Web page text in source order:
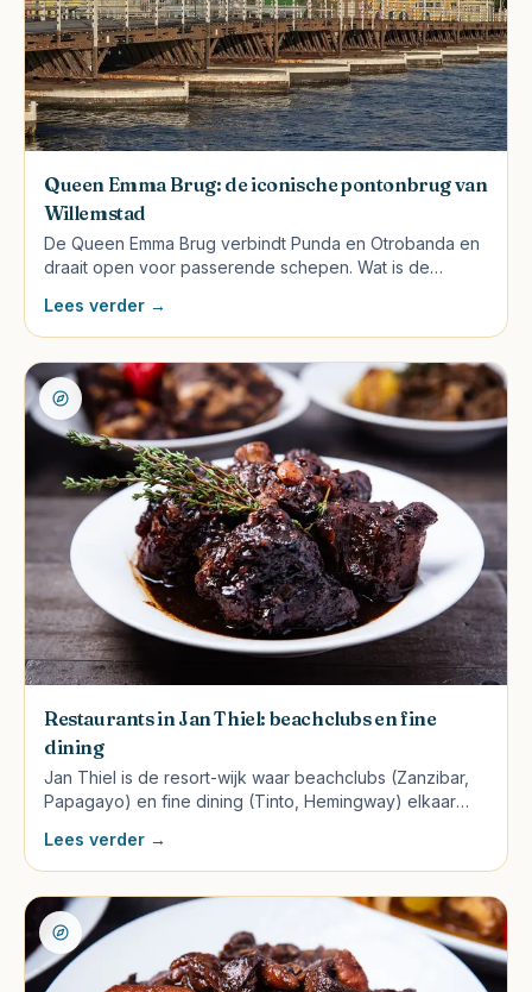
Queen Emma Brug: de iconische pontonbrug van
Willemstad
De Queen Emma Brug verbindt Punda en Otrobanda en
draait open voor passerende schepen. Wat is de
meest gefotografeerde plek van Curaçao?
Lees verder →
Restaurants in Jan Thiel: beachclubs en fine
dining
Jan Thiel is de resort-wijk waar beachclubs (Zanzibar,
Papagayo) en fine dining (Tinto, Hemingway) elkaar
bestellen.
Lees verder →